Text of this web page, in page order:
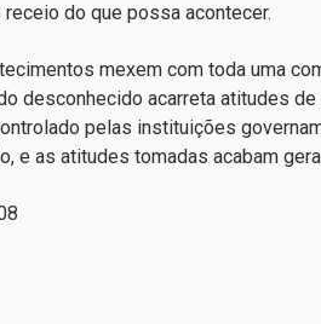
do que possa acontecer.
mexem com toda uma
desconhecido acarreta atitudes
pelas instituições
e as atitudes tomadas acabam